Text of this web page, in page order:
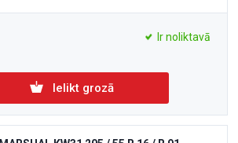
Ir noliktavā
Ielikt grozā